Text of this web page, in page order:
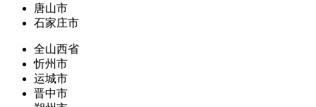
唐山市
石家庄市
全山西省
忻州市
运城市
晋中市